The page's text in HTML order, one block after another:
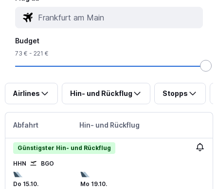
Budget
73 € - 221 €
Airlines Hin- und Rückflug Stopps
Abfahrt Hin- und Rückflug
Günstigster Hin- und Rückflug
HHN BGO
Do 15.10.
Mo 19.10.